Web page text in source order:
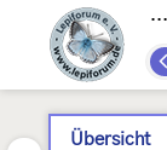
Übersicht